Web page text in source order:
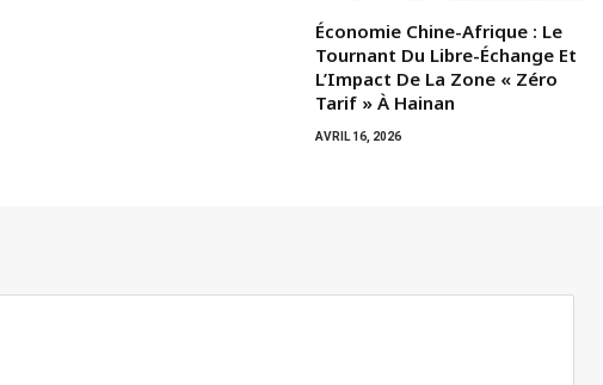
Économie Chine-Afrique : Le
Tournant Du Libre-Échange Et
L’Impact De La Zone « Zéro
Tarif » À Hainan
AVRIL 16, 2026